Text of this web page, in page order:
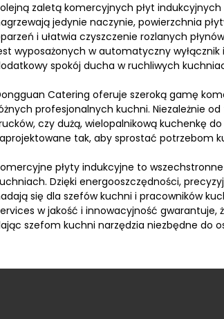
zaletą komercyjnych płyt
jedynie naczynie, powierzchnia
i ułatwia czyszczenie rozlanych
wyposażonych w automatyczny
spokój ducha w ruchliwych
Catering oferuje szeroką gamę
profesjonalnych kuchni. Niezależnie
czy dużą, wielopalnikową kuchenkę
tak, aby sprostać potrzebom
płyty indukcyjne to
Dzięki energooszczędności,
się dla szefów kuchni i pracowników
w jakość i innowacyjność
szefom kuchni narzędzia niezbędne do